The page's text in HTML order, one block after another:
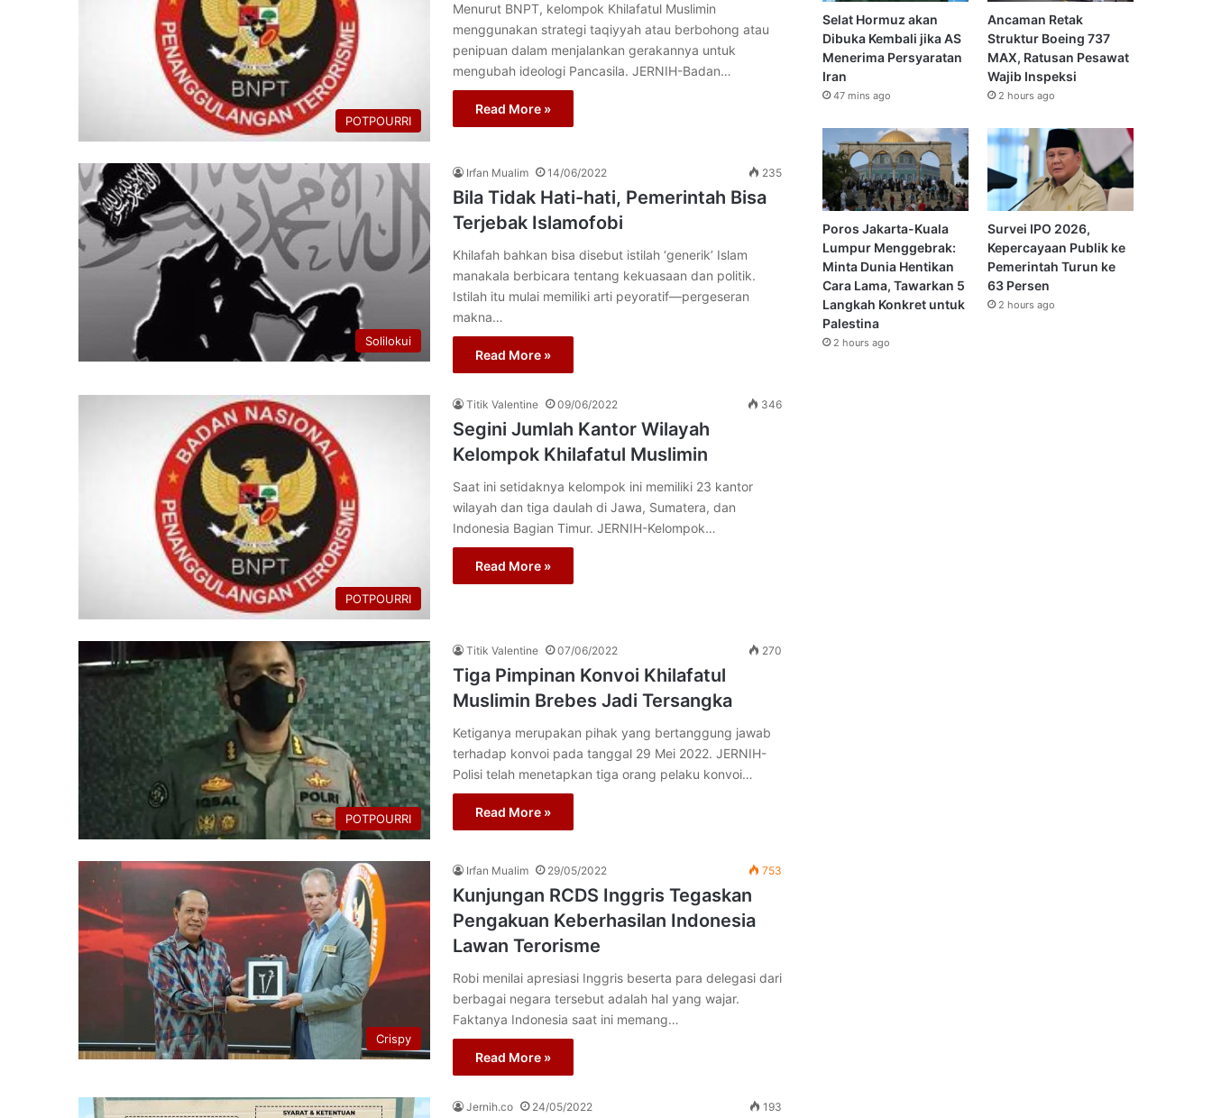
POTPOURRI
Menurut BNPT, kelompok Khilafatul Muslimin
menggunakan strategi taqiyyah atau berbohong atau
penipuan dalam menjalankan gerakannya untuk
mengubah ideologi Pancasila. JERNIH-Badan…
Read More »
Solilokui
Irfan Mualim 14/06/2022 235
Bila Tidak Hati-hati, Pemerintah Bisa
Terjebak Islamofobi
Khilafah bahkan bisa disebut istilah ‘generik’ Islam
manakala berbicara tentang kekuasaan dan politik.
Istilah itu mulai memiliki arti peyoratif—pergeseran
makna…
Read More »
POTPOURRI
Titik Valentine 09/06/2022 346
Segini Jumlah Kantor Wilayah
Kelompok Khilafatul Muslimin
Saat ini setidaknya kelompok ini memiliki 23 kantor
wilayah dan tiga daulah di Jawa, Sumatera, dan
Indonesia Bagian Timur. JERNIH-Kelompok…
Read More »
POTPOURRI
Titik Valentine 07/06/2022 270
Tiga Pimpinan Konvoi Khilafatul
Muslimin Brebes Jadi Tersangka
Ketiganya merupakan pihak yang bertanggung jawab
terhadap konvoi pada tanggal 29 Mei 2022. JERNIH-
Polisi telah menetapkan tiga orang pelaku konvoi…
Read More »
Crispy
Irfan Mualim 29/05/2022 753
Kunjungan RCDS Inggris Tegaskan
Pengakuan Keberhasilan Indonesia
Lawan Terorisme
Robi menilai apresiasi Inggris beserta para delegasi dari
berbagai negara tersebut adalah hal yang wajar.
Faktanya Indonesia saat ini memang…
Read More »
Jernih.co 24/05/2022 193
Selat Hormuz akan
Dibuka Kembali jika AS
Menerima Persyaratan
Iran
47 mins ago
Ancaman Retak
Struktur Boeing 737
MAX, Ratusan Pesawat
Wajib Inspeksi
2 hours ago
Poros Jakarta-Kuala
Lumpur Menggebrak:
Minta Dunia Hentikan
Cara Lama, Tawarkan 5
Langkah Konkret untuk
Palestina
2 hours ago
Survei IPO 2026,
Kepercayaan Publik ke
Pemerintah Turun ke
63 Persen
2 hours ago